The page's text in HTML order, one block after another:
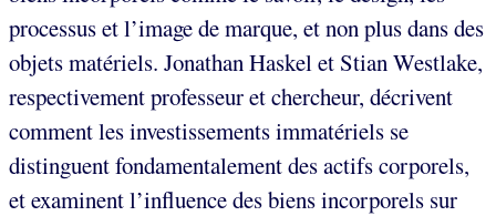
processus et l’image de marque, et non plus dans des
objets matériels. Jonathan Haskel et Stian Westlake,
respectivement professeur et chercheur, décrivent
comment les investissements immatériels se
distinguent fondamentalement des actifs corporels,
et examinent l’influence des biens incorporels sur